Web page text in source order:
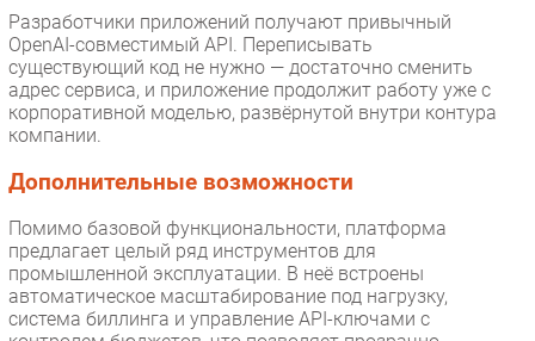
Разработчики приложений получают привычный
OpenAI-совместимый API. Переписывать
существующий код не нужно — достаточно сменить
адрес сервиса, и приложение продолжит работу уже с
корпоративной моделью, развёрнутой внутри контура
компании.
Дополнительные возможности
Помимо базовой функциональности, платформа
предлагает целый ряд инструментов для
промышленной эксплуатации. В неё встроены
автоматическое масштабирование под нагрузку,
система биллинга и управление API-ключами с